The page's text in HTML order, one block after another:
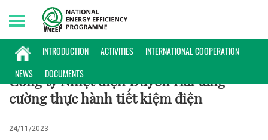
INTRODUCTION ACTIVITIES
INTERNATIONAL COOPERATION
NEWS
DOCUMENTS
Sunday, 09/08/2026 | 23:09 GMT+7
ĐIỂN HÌNH
Công ty Nhiệt điện Duyên Hải tăng
cường thực hành tiết kiệm điện
24/11/2023